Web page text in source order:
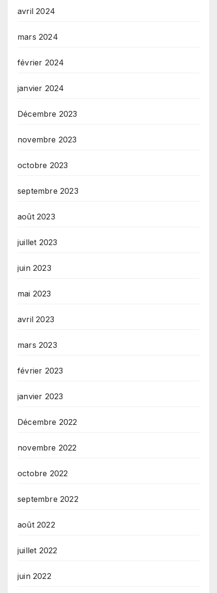
avril 2024
mars 2024
février 2024
janvier 2024
Décembre 2023
novembre 2023
octobre 2023
septembre 2023
août 2023
juillet 2023
juin 2023
mai 2023
avril 2023
mars 2023
février 2023
janvier 2023
Décembre 2022
novembre 2022
octobre 2022
septembre 2022
août 2022
juillet 2022
juin 2022